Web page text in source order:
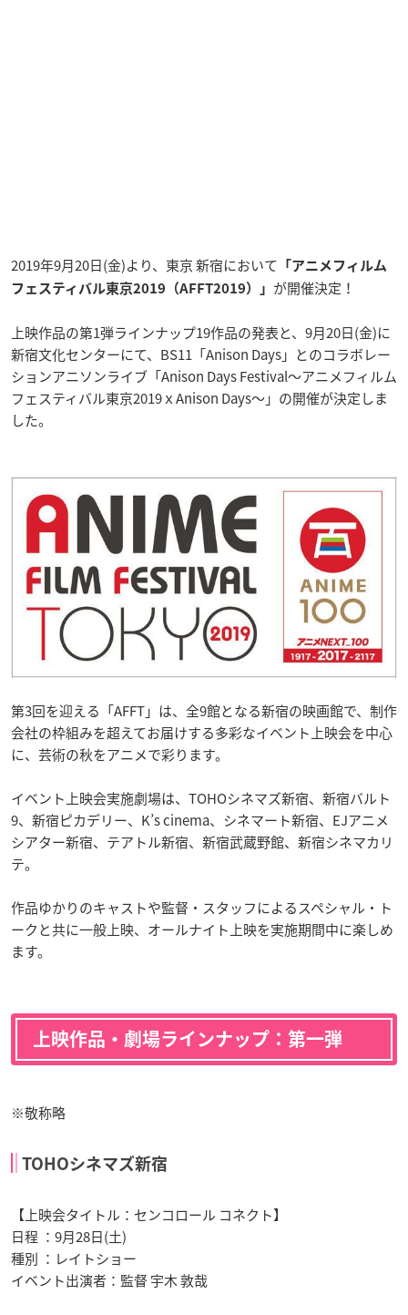
2019年9月20日(金)より、東京 新宿において 「アニメフィルム
フェスティバル東京2019（AFFT2019）」 が開催決定！
上映作品の第1弾ラインナップ19作品の発表と、9月20日(金)に
新宿文化センターにて、BS11「Anison Days」とのコラボレー
ションアニソンライブ「Anison Days Festival～アニメフィルム
フェスティバル東京2019ｘAnison Days～」の開催が決定しま
した。
第3回を迎える「AFFT」は、全9館となる新宿の映画館で、制作
会社の枠組みを超えてお届けする多彩なイベント上映会を中心
に、芸術の秋をアニメで彩ります。
イベント上映会実施劇場は、TOHOシネマズ新宿、新宿バルト
9、新宿ピカデリー、K’s cinema、シネマート新宿、EJアニメ
シアター新宿、テアトル新宿、新宿武蔵野館、新宿シネマカリ
テ。
作品ゆかりのキャストや監督・スタッフによるスペシャル・ト
ークと共に一般上映、オールナイト上映を実施期間中に楽しめ
ます。
上映作品・劇場ラインナップ：第一弾
※敬称略
TOHOシネマズ新宿
【上映会タイトル：センコロール コネクト】
日程 ：9月28日(土)
種別 ：レイトショー
イベント出演者：監督 宇木 敦哉